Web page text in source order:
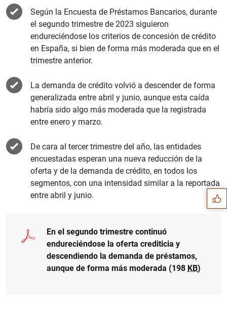
Según la Encuesta de Préstamos Bancarios, durante
el segundo trimestre de 2023 siguieron
endureciéndose los criterios de concesión de crédito
en España, si bien de forma más moderada que en el
trimestre anterior.
La demanda de crédito volvió a descender de forma
generalizada entre abril y junio, aunque esta caída
habría sido algo más moderada que la registrada
entre enero y marzo.
De cara al tercer trimestre del año, las entidades
encuestadas esperan una nueva reducción de la
oferta y de la demanda de crédito, en todos los
segmentos, con una intensidad similar a la reportada
entre abril y junio.
En el segundo trimestre continuó
endureciéndose la oferta crediticia y
descendiendo la demanda de préstamos,
aunque de forma más moderada (198 KB)
Suggestions